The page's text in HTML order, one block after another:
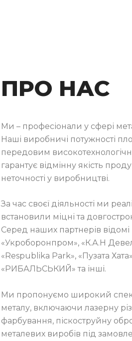
ПРО НАС
Ми – професіонали у сфері
Наші виробничі потужності
передовим
гарантує відмінну якість
неточності у виробництві.
За час своєї діяльності ми
встановили міцні та
Серед наших партнерів відомі
«Укроборонпром», «К.А.Н
«Respublika Park», «Пузата
«РИБАЛЬСЬКИЙ» та інші.
Ми пропонуємо широкий
металу, включаючи лазерну
фарбування, піскоструйну
металевих виробів під